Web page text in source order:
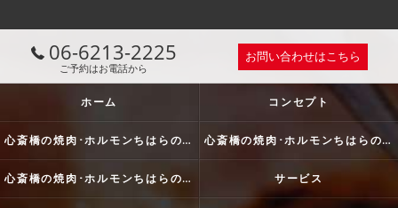
06-6213-2225
ご予約はお電話から
お問い合わせはこちら
ホーム コンセプト
心斎橋の焼肉･ホルモンちはらの口コミ情報 心斎橋の焼肉･ホルモンちはらの評判
心斎橋の焼肉･ホルモンちはらのお客様の声 サービス